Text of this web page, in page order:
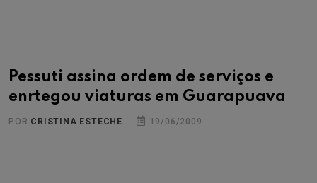
Pessuti assina ordem de serviços e
enrtegou viaturas em Guarapuava
POR CRISTINA ESTECHE 19/06/2009